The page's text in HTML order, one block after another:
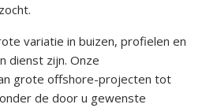
variatie in buizen, profielen en
dienst zijn. Onze
grote offshore-projecten tot
de door u gewenste